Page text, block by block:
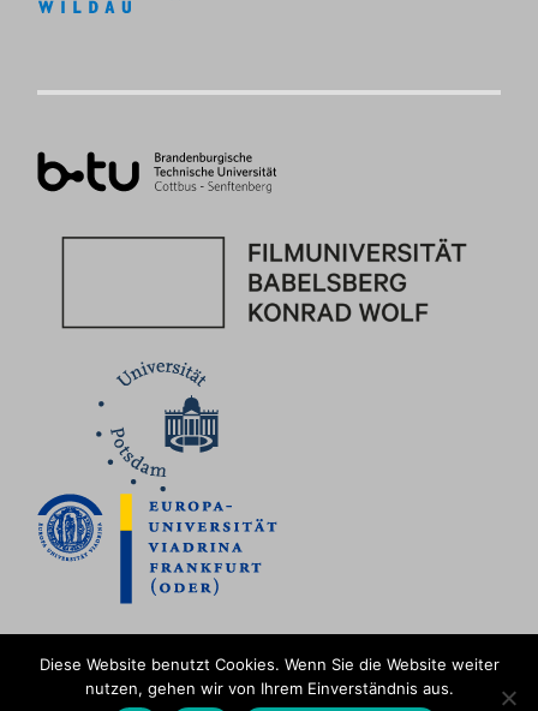
Diese Website benutzt Cookies. Wenn Sie die Website weiter
nutzen, gehen wir von Ihrem Einverständnis aus.